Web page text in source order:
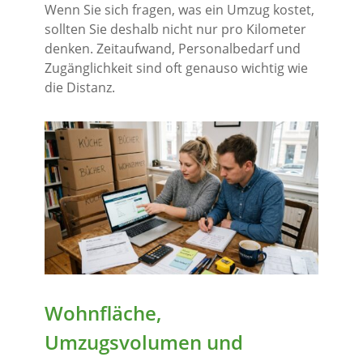
Wenn Sie sich fragen, was ein Umzug kostet,
sollten Sie deshalb nicht nur pro Kilometer
denken. Zeitaufwand, Personalbedarf und
Zugänglichkeit sind oft genauso wichtig wie
die Distanz.
Wohnfläche,
Umzugsvolumen und